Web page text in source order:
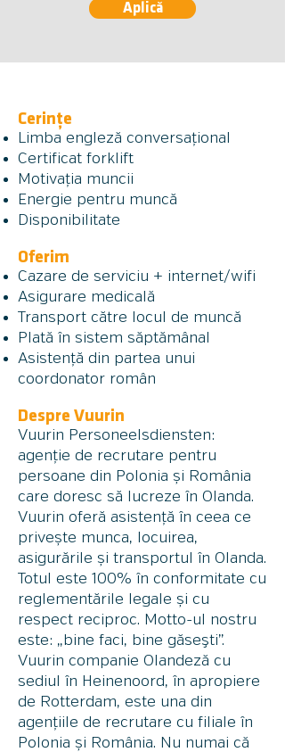
Aplică
Cerințe
Limba engleză conversațional
Certificat forklift
Motivația muncii
Energie pentru muncă
Disponibilitate
Oferim
Cazare de serviciu + internet/wifi
Asigurare medicală
Transport către locul de muncă
Plată în sistem săptămânal
Asistență din partea unui
coordonator român
Despre Vuurin
Vuurin Personeelsdiensten:
agenție de recrutare pentru
persoane din Polonia și România
care doresc să lucreze în Olanda.
Vuurin oferă asistență în ceea ce
privește munca, locuirea,
asigurările și transportul în Olanda.
Totul este 100% în conformitate cu
reglementările legale și cu
respect reciproc. Motto-ul nostru
este: „bine faci, bine găseşti”.
Vuurin companie Olandeză cu
sediul în Heinenoord, în apropiere
de Rotterdam, este una din
agențiile de recrutare cu filiale în
Polonia și România. Nu numai că